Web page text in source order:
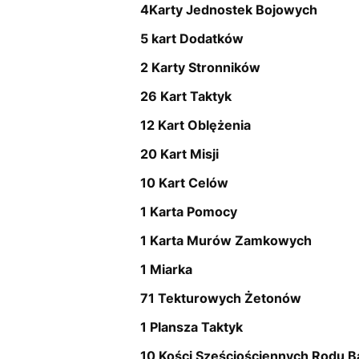
4Karty Jednostek Bojowych
5 kart Dodatków
2 Karty Stronników
26 Kart Taktyk
12 Kart Oblężenia
20 Kart Misji
10 Kart Celów
1 Karta Pomocy
1 Karta Murów Zamkowych
1 Miarka
71 Tekturowych Żetonów
1 Plansza Taktyk